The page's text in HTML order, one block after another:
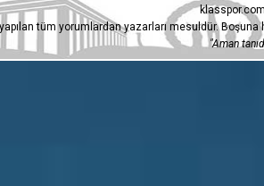
tüm yorumlardan yazarları mesuldür.
"Aman